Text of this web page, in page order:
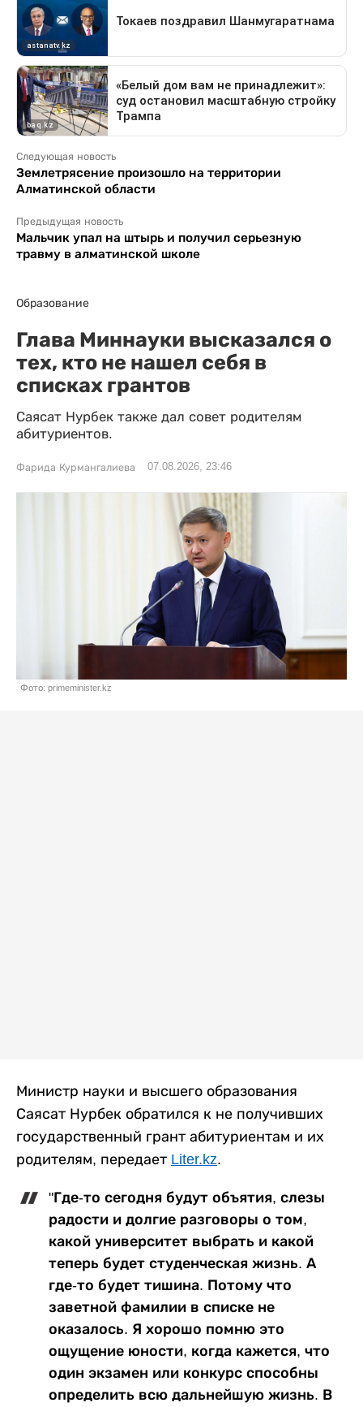
Следующая новость
Землетрясение произошло на территории
Алматинской области
Предыдущая новость
Мальчик упал на штырь и получил серьезную
травму в алматинской школе
Образование
Глава Миннауки высказался о
тех, кто не нашел себя в
списках грантов
Саясат Нурбек также дал совет родителям
абитуриентов.
Фарида Курмангалиева 07.08.2026, 23:46
Фото: primeminister.kz
Министр науки и высшего образования
Саясат Нурбек обратился к не получивших
государственный грант абитуриентам и их
родителям, передает Liter.kz.
"Где-то сегодня будут объятия, слезы
радости и долгие разговоры о том,
какой университет выбрать и какой
теперь будет студенческая жизнь. А
где-то будет тишина. Потому что
заветной фамилии в списке не
оказалось. Я хорошо помню это
ощущение юности, когда кажется, что
один экзамен или конкурс способны
определить всю дальнейшую жизнь. В